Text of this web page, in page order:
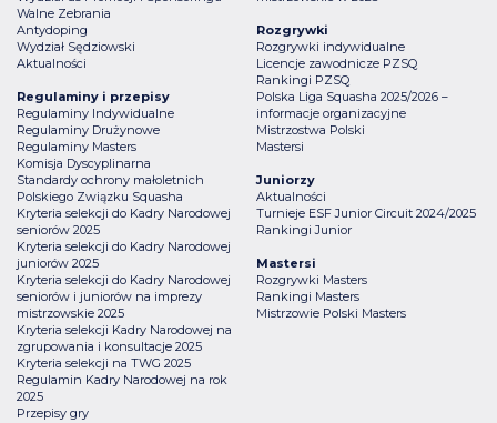
Walne Zebrania
Antydoping
Wydział Sędziowski
Aktualności
Rozgrywki
Rozgrywki indywidualne
Licencje zawodnicze PZSQ
Rankingi PZSQ
Polska Liga Squasha 2025/2026 –
informacje organizacyjne
Mistrzostwa Polski
Mastersi
Juniorzy
Aktualności
Turnieje ESF Junior Circuit 2024/2025
Rankingi Junior
Mastersi
Rozgrywki Masters
Rankingi Masters
Mistrzowie Polski Masters
Regulaminy i przepisy
Regulaminy Indywidualne
Regulaminy Drużynowe
Regulaminy Masters
Komisja Dyscyplinarna
Standardy ochrony małoletnich
Polskiego Związku Squasha
Kryteria selekcji do Kadry Narodowej
seniorów 2025
Kryteria selekcji do Kadry Narodowej
juniorów 2025
Kryteria selekcji do Kadry Narodowej
seniorów i juniorów na imprezy
mistrzowskie 2025
Kryteria selekcji Kadry Narodowej na
zgrupowania i konsultacje 2025
Kryteria selekcji na TWG 2025
Regulamin Kadry Narodowej na rok
2025
Przepisy gry